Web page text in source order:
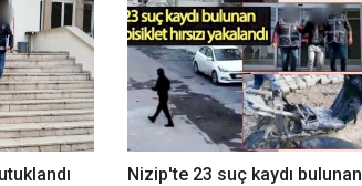
Nizip'te 23 suç kaydı bulunan